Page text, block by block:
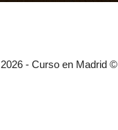
2026 - Curso en Madrid ©